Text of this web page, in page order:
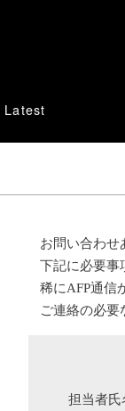
Latest
お問い合わせ
下記に必要事
稀にAFP通信
ご連絡の必
担当者氏